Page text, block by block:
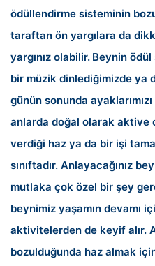
ödüllendirme sisteminin
taraftan ön yargılara da
yargınız olabilir. Beynin
bir müzik dinlediğimizde ya
günün sonunda
anlarda doğal olarak aktive
verdiği haz ya da bir işi
sınıftadır. Anlayacağınız
mutlaka çok özel bir şey
beynimiz yaşamın devamı
aktivitelerden de keyif alır.
bozulduğunda haz almak